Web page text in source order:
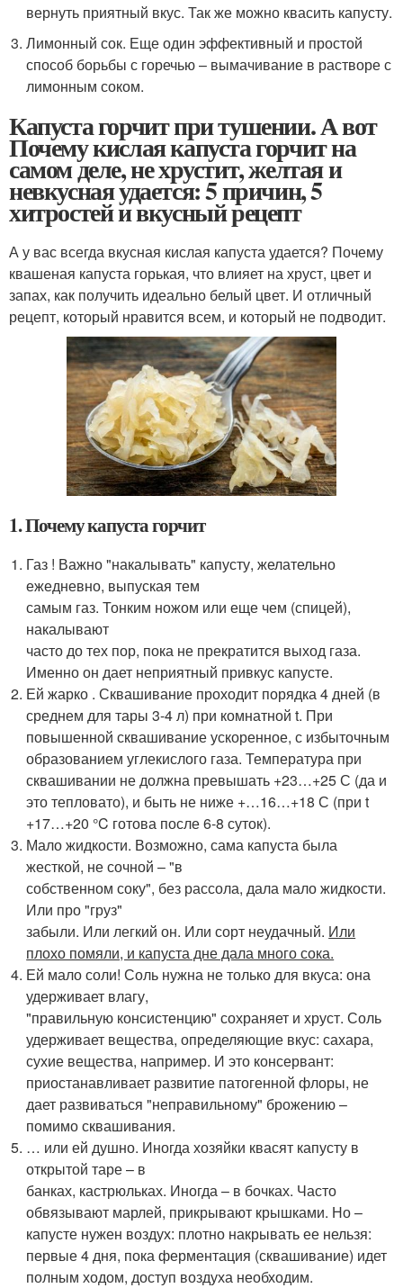
вернуть приятный вкус. Так же можно квасить капусту.
Лимонный сок. Еще один эффективный и простой
способ борьбы с горечью – вымачивание в растворе с
лимонным соком.
Капуста горчит при тушении. А вот
Почему кислая капуста горчит на
самом деле, не хрустит, желтая и
невкусная удается: 5 причин, 5
хитростей и вкусный рецепт
А у вас всегда вкусная кислая капуста удается? Почему
квашеная капуста горькая, что влияет на хруст, цвет и
запах, как получить идеально белый цвет. И отличный
рецепт, который нравится всем, и который не подводит.
1. Почему капуста горчит
Газ ! Важно "накалывать" капусту, желательно
ежедневно, выпуская тем
самым газ. Тонким ножом или еще чем (спицей),
накалывают
часто до тех пор, пока не прекратится выход газа.
Именно он дает неприятный привкус капусте.
Ей жарко . Сквашивание проходит порядка 4 дней (в
среднем для тары 3-4 л) при комнатной t. При
повышенной сквашивание ускоренное, с избыточным
образованием углекислого газа. Температура при
сквашивании не должна превышать +23…+25 С (да и
это тепловато), и быть не ниже +…16…+18 С (при t
+17…+20 °C готова после 6-8 суток).
Мало жидкости. Возможно, сама капуста была
жесткой, не сочной – "в
собственном соку", без рассола, дала мало жидкости.
Или про "груз"
забыли. Или легкий он. Или сорт неудачный. Или
плохо помяли, и капуста дне дала много сока.
Ей мало соли! Соль нужна не только для вкуса: она
удерживает влагу,
"правильную консистенцию" сохраняет и хруст. Соль
удерживает вещества, определяющие вкус: сахара,
сухие вещества, например. И это консервант:
приостанавливает развитие патогенной флоры, не
дает развиваться "неправильному" брожению –
помимо сквашивания.
… или ей душно. Иногда хозяйки квасят капусту в
открытой таре – в
банках, кастрюльках. Иногда – в бочках. Часто
обвязывают марлей, прикрывают крышками. Но –
капусте нужен воздух: плотно накрывать ее нельзя:
первые 4 дня, пока ферментация (сквашивание) идет
полным ходом, доступ воздуха необходим.